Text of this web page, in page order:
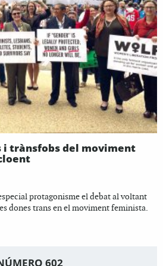
i trànsfobs del moviment
protagonisme el debat al voltant
dones trans en el moviment feminista.
602